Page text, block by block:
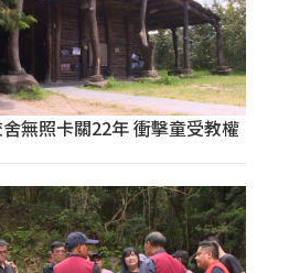
無照卡關22年 衝擊童受教權